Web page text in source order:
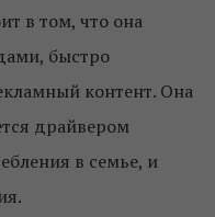
в том, что она
быстро
контент. Она
драйвером
в семье, и